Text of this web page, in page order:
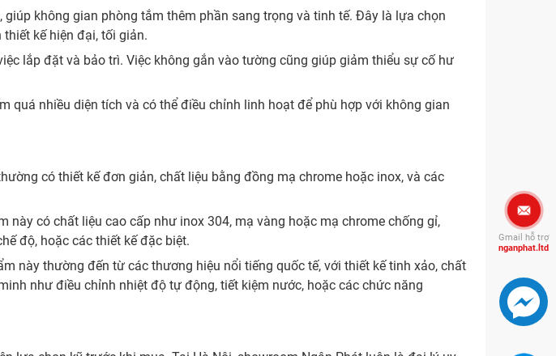
không gian phòng tắm thêm phần sang trọng và tinh tế. Đây là lựa chọn
kế hiện đại, tối giản.
lắp đặt và bảo trì. Việc không gắn vào tường cũng giúp giảm thiểu sự cố hư
quá nhiều diện tích và có thể điều chỉnh linh hoạt để phù hợp với không gian
có thiết kế đơn giản, chất liệu bằng đồng mạ chrome hoặc inox, và các
này có chất liệu cao cấp như inox 304, mạ vàng hoặc mạ chrome chống gỉ,
độ, hoặc các thiết kế đặc biệt.
này thường đến từ các thương hiệu nổi tiếng quốc tế, với thiết kế tinh xảo, chất
như điều chỉnh nhiệt độ tự động, tiết kiệm nước, hoặc các chức năng
Gmail hỗ trợ
nganphat.ltd